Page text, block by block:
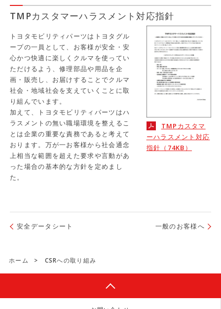
TMPカスタマーハラスメント対応指針
トヨタモビリティパーツはトヨタグル
ープの一員として、お客様が安全・安
心かつ快適に楽しくクルマを使ってい
ただけるよう、修理部品や用品を企
画・販売し、お届けすることでクルマ
社会・地域社会を支えていくことに取
り組んでいます。
加えて、トヨタモビリティパーツはハ
ラスメントの無い職場環境を整えるこ
とは企業の重要な責務であると考えて
おります。万が一お客様から社会通念
上相当な範囲を超えた要求や言動があ
った場合の基本的な方針を定めまし
た。
TMPカスタマ
ーハラスメント対応
指針（74KB）
安全データシート 一般のお客様へ
ホーム > CSRへの取り組み